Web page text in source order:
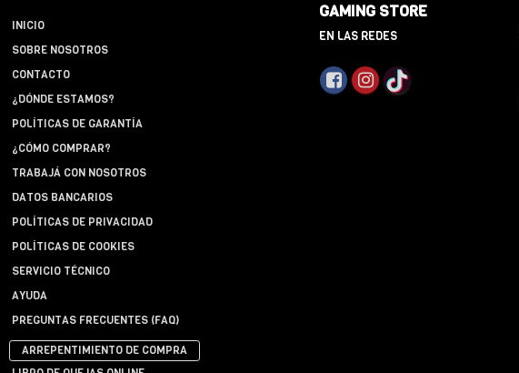
INICIO
SOBRE NOSOTROS
CONTACTO
¿DÓNDE ESTAMOS?
POLÍTICAS DE GARANTÍA
¿CÓMO COMPRAR?
TRABAJÁ CON NOSOTROS
DATOS BANCARIOS
POLÍTICAS DE PRIVACIDAD
POLÍTICAS DE COOKIES
SERVICIO TÉCNICO
AYUDA
PREGUNTAS FRECUENTES (FAQ)
ARREPENTIMIENTO DE COMPRA
GAMING STORE
EN LAS REDES